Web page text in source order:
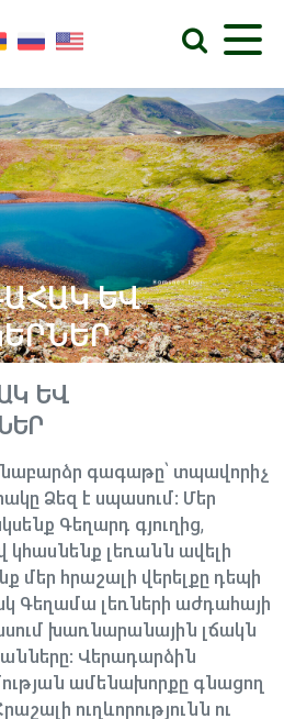
ԵՎ
ԵՎ
գագաթը՝ տպավորիչ
Ձեզ է սպասում: Մեր
Գեղարդ գյուղից,
կհասնենք լեռանն ավելի
մեր հրաշալի վերելքը դեպի
Գեղամա լեռների աժդահայի
խառնարանային լճակն
Վերադարձին
ամենախորքը գնացող
ուղևորությունն ու